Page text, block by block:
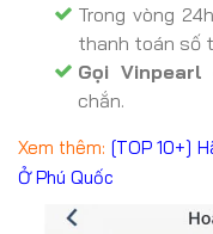
Trong vòng
thanh toán số
Gọi Vinpearl
chắn.
Xem thêm: [TOP 10+]
Ở Phú Quốc